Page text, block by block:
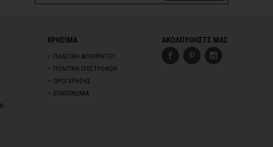
ΧΡΗΣΙΜΑ
ΠΟΛΙΤΙΚΗ ΑΠΟΡΡΗΤΟΥ
ΠΟΛΙΤΙΚΗ ΕΠΙΣΤΡΟΦΩΝ
ΟΡΟΙ ΧΡΗΣΗΣ
ΕΠΙΚΟΙΝΩΝΙΑ
ΑΚΟΛΟΥΘΗΣΤΕ ΜΑΣ